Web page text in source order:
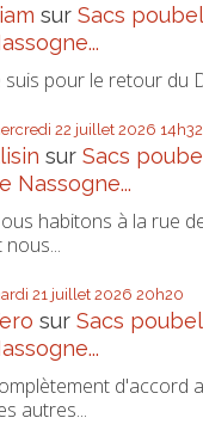
surSacs
suis pour le retour du
22 juillet 2026 14h32
surSacs
Nassogne...
habitons à la rue
nous...
21 juillet 2026 20h20
surSacs
d'accord
autres...